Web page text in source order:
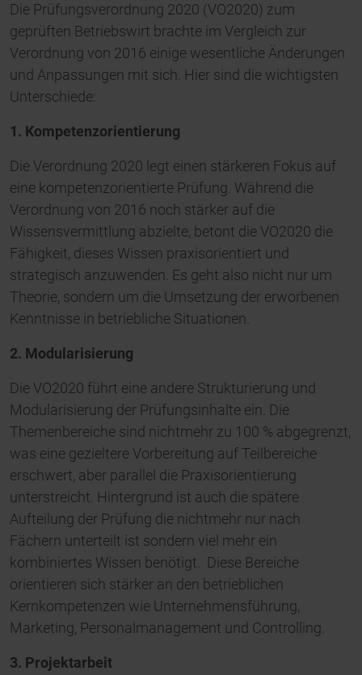
Die Prüfungsverordnung 2020 (VO2020) zum
geprüften Betriebswirt brachte im Vergleich zur
Verordnung von 2016 einige wesentliche Änderungen
und Anpassungen mit sich. Hier sind die wichtigsten
Unterschiede:
1. Kompetenzorientierung
Die Verordnung 2020 legt einen stärkeren Fokus auf
eine kompetenzorientierte Prüfung. Während die
Verordnung von 2016 noch stärker auf die
Wissensvermittlung abzielte, betont die VO2020 die
Fähigkeit, dieses Wissen praxisorientiert und
strategisch anzuwenden. Es geht also nicht nur um
Theorie, sondern um die Umsetzung der erworbenen
Kenntnisse in betriebliche Situationen.
2. Modularisierung
Die VO2020 führt eine andere Strukturierung und
Modularisierung der Prüfungsinhalte ein. Die
Themenbereiche sind nichtmehr zu 100 % abgegrenzt,
was eine gezieltere Vorbereitung auf Teilbereiche
erschwert, aber parallel die Praxisorientierung
unterstreicht. Hintergrund ist auch die spätere
Aufteilung der Prüfung die nichtmehr nur nach
Fächern unterteilt ist sondern viel mehr ein
kombiniertes Wissen benötigt. Diese Bereiche
orientieren sich stärker an den betrieblichen
Kernkompetenzen wie Unternehmensführung,
Marketing, Personalmanagement und Controlling.
3. Projektarbeit